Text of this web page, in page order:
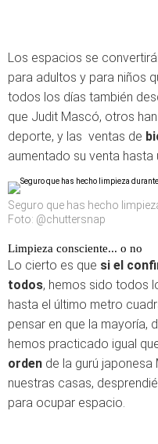
Los espacios se
para adultos y para niños
todos los días también
que Judit Mascó, otros
deporte, y las ventas de
aumentado su venta hasta
Seguro que has hecho
Foto: @chuttersnap
Limpieza consciente... o no
Lo cierto es que si el
todos, hemos sido todos
hasta el último metro
pensar en que la mayoría,
hemos practicado igual
orden de la gurú
nuestras casas,
para ocupar espacio.